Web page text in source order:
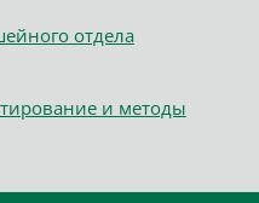
отдела
и методы